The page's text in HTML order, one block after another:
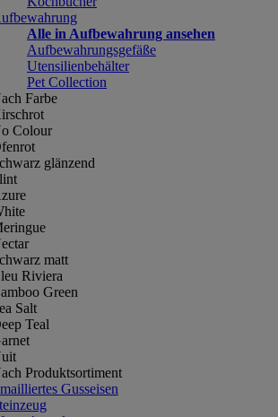
Alle in Aufbewahrung ansehen
Aufbewahrungsgefäße
Utensilienbehälter
Pet Collection
Farbe
Colour
glänzend
matt
Riviera
Green
Salt
Teal
Produktsortiment
Gusseisen